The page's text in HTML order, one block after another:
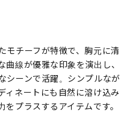
モチーフが特徴で、胸元に清
曲線が優雅な印象を演出し、
シーンで活躍。シンプルなが
ィネートにも自然に溶け込み
プラスするアイテムです。